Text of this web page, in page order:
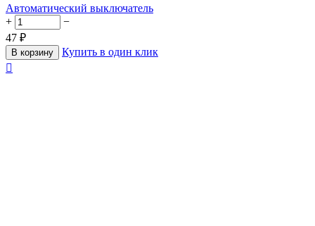
Автоматический выключатель
+
−
47 ₽
В корзину
Купить в один клик
